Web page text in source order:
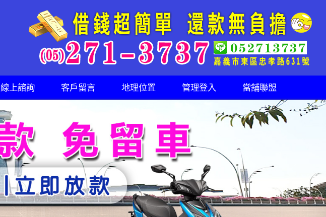
線上諮詢 客戶留言 地理位置 管理登入 當舖聯盟